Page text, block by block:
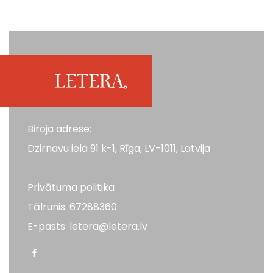
Biroja adrese:
Dzirnavu iela 91 k-1, Rīga, LV-1011, Latvija
Privātuma politika
Tālrunis: 67288360
E-pasts: letera@letera.lv